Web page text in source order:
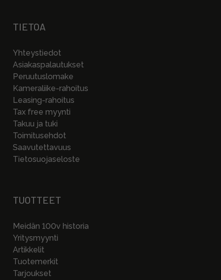
TIETOA
Yhteystiedot
Asiakaspalautukset
Peruutuslomake
Kameraliike-rahoitus
Leasing-rahoitus
Tax free myynti
Takuu ja tuki
Toimitusehdot
Saavutettavuus
Tietosuojaseloste
TUOTTEET
Meidän 100v historia
Yritysmyynti
Artikkelit
Tuotemerkit
Tarjoukset